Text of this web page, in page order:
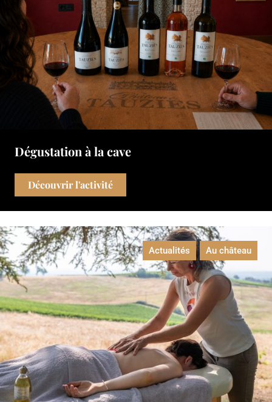
Dégustation à la cave
Découvrir l'activité
Actualités Au château